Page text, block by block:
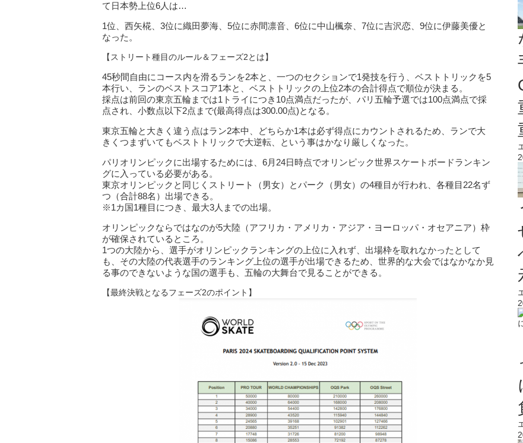
て日本勢上位6人は…
1位、西矢椛、3位に織田夢海、5位に赤間凛音、6位に中山楓奈、7位に吉沢恋、9位に伊藤美優と
なった。
【ストリート種目のルール＆フェーズ2とは】
45秒間自由にコース内を滑るランを2本と、一つのセクションで1発技を行う、ベストトリックを5
本行い、ランのベストスコア1本と、ベストトリックの上位2本の合計得点で順位が決まる。
採点は前回の東京五輪までは1トライにつき10点満点だったが、パリ五輪予選では100点満点で採
点され、小数点以下2点まで(最高得点は300.00点)となる。
東京五輪と大きく違う点はラン2本中、どちらか1本は必ず得点にカウントされるため、ランで大
きくつまずいてもベストトリックで大逆転、という事はかなり厳しくなった。
パリオリンピックに出場するためには、6月24日時点でオリンピック世界スケートボードランキン
グに入っている必要がある。
東京オリンピックと同じくストリート（男女）とパーク（男女）の4種目が行われ、各種目22名ず
つ（合計88名）出場できる。
※1カ国1種目につき、最大3人までの出場。
オリンピックならではなのが5大陸（アフリカ・アメリカ・アジア・ヨーロッパ・オセアニア）枠
が確保されているところ。
1つの大陸から、選手がオリンピックランキングの上位に入れず、出場枠を取れなかったとして
も、その大陸の代表選手のランキング上位の選手が出場できるため、世界的な大会ではなかなか見
る事のできないような国の選手も、五輪の大舞台で見ることができる。
【最終決戦となるフェーズ2のポイント】